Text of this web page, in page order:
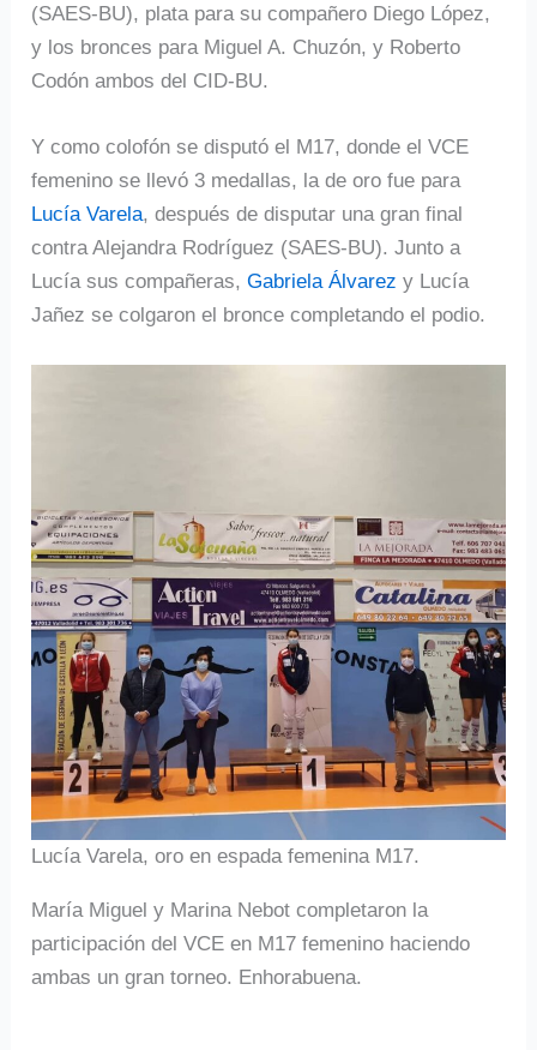
(SAES-BU), plata para su compañero Diego López,
y los bronces para Miguel A. Chuzón, y Roberto
Codón ambos del CID-BU.
Y como colofón se disputó el M17, donde el VCE
femenino se llevó 3 medallas, la de oro fue para
Lucía Varela, después de disputar una gran final
contra Alejandra Rodríguez (SAES-BU). Junto a
Lucía sus compañeras,Gabriela Álvarez y Lucía
Jañez se colgaron el bronce completando el podio.
Lucía Varela, oro en espada femenina M17.
María Miguel y Marina Nebot completaron la
participación del VCE en M17 femenino haciendo
ambas un gran torneo. Enhorabuena.